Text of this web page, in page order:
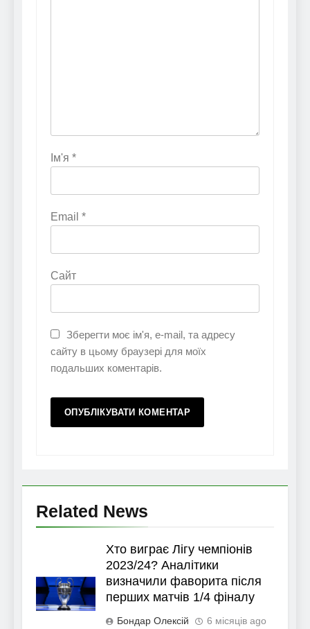
Ім'я *
Email *
Сайт
Зберегти моє ім'я, e-mail, та адресу
сайту в цьому браузері для моїх
подальших коментарів.
Related News
Хто виграє Лігу чемпіонів
2023/24? Аналітики
визначили фаворита після
перших матчів 1/4 фіналу
Бондар Олексій 6 місяців ago